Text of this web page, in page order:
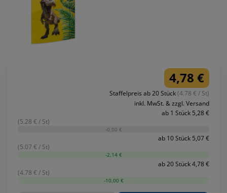
4,78 €
Staffelpreis ab 20 Stück(4.78 € / St)
inkl. MwSt. & zzgl. Versand
ab 1 Stück 5,28 €
(5.28 € / St)
-0,00 €
ab 10 Stück 5,07 €
(5.07 € / St)
-2,14 €
ab 20 Stück 4,78 €
(4.78 € / St)
-10,00 €